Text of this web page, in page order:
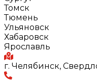
Томск
Тюмень
Ульяновск
Хабаровск
Ярославль
г. Челябинск,